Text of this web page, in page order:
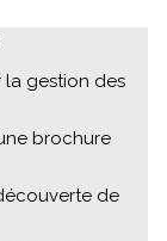
la gestion des
brochure
de